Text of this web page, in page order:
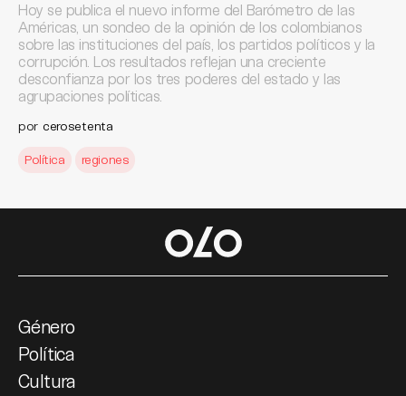
Hoy se publica el nuevo informe del Barómetro de las
Américas, un sondeo de la opinión de los colombianos
sobre las instituciones del país, los partidos políticos y la
corrupción. Los resultados reflejan una creciente
desconfianza por los tres poderes del estado y las
agrupaciones políticas.
por cerosetenta
Política regiones
Género
Política
Cultura